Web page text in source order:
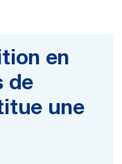
en
de
une